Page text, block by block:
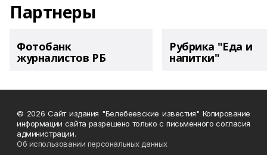
Партнеры
Фотобанк
журналистов РБ
Рубрика "Еда и
напитки"
© 2026 Сайт издания "Белебеевские известия" Копирование
информации сайта разрешено только с письменного согласия
администрации.
Об использовании персональных данных